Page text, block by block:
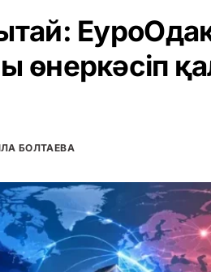
өнеркәсіп
БОЛТАЕВА